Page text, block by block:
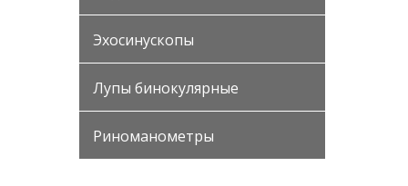
Эхосинускопы
Лупы бинокулярные
Риноманометры